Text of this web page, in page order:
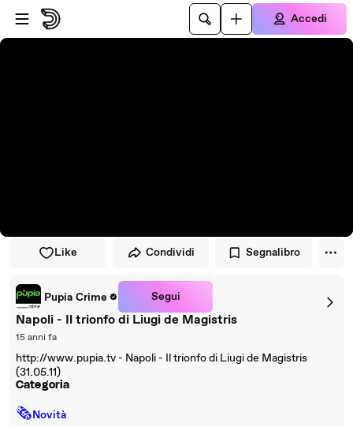
Vai al lettore
Passa al contenuto principale
Accedi
Like Condividi Segnalibro
Pupia Crime Segui
Napoli - Il trionfo di Liugi de Magistris
15 anni fa
http://www.pupia.tv - Napoli - Il trionfo di Liugi de Magistris
(31.05.11)
Categoria
🗞Novità